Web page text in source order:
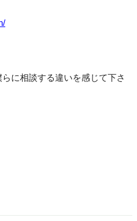
に相談する違いを感じて下さ